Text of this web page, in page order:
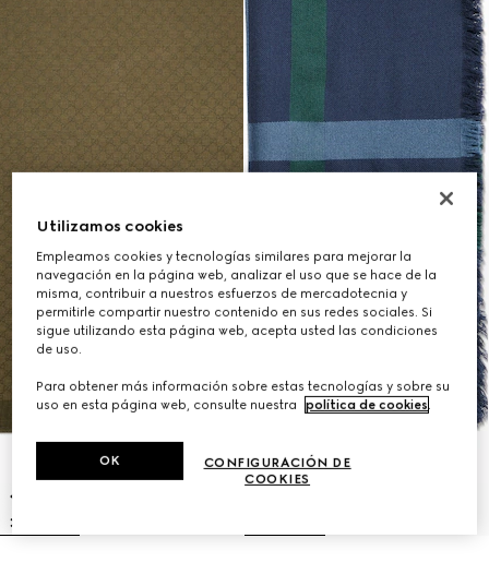
Utilizamos cookies
Empleamos cookies y tecnologías similares para mejorar la
navegación en la página web, analizar el uso que se hace de la
misma, contribuir a nuestros esfuerzos de mercadotecnia y
permitirle compartir nuestro contenido en sus redes sociales. Si
sigue utilizando esta página web, acepta usted las condiciones
de uso.
Para obtener más información sobre estas tecnologías y sobre su
uso en esta página web, consulte nuestra
política de cookies.
CONFIGURACIÓN DE
COOKIES
OK